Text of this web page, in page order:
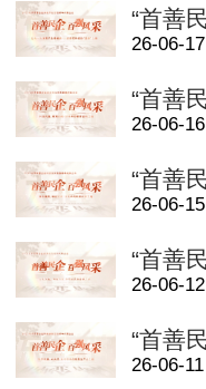
26-06-17
26-06-16
26-06-15
26-06-12
26-06-11